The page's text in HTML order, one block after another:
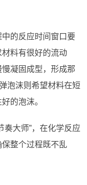
的反应时间窗口要
料有很好的流动
凝固成型，形成那
泡沫则希望材料在短
的泡沫。
奏大师”，在化学反应
整个过程既不乱